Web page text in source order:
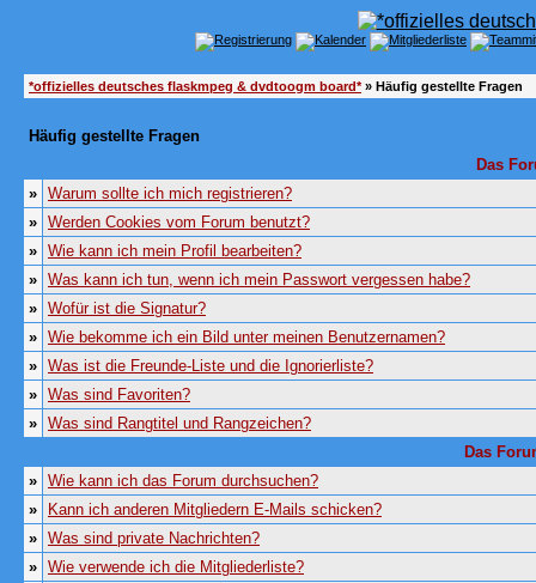
*offizielles deutsches flaskmpeg & dvdtoogm board*» Häufig gestellte Fragen
Häufig gestellte Fragen
Das
» Warum sollte ich mich registrieren?
» Werden Cookies vom Forum benutzt?
» Wie kann ich mein Profil bearbeiten?
» Was kann ich tun, wenn ich mein Passwort vergessen habe?
» Wofür ist die Signatur?
» Wie bekomme ich ein Bild unter meinen Benutzernamen?
» Was ist die Freunde-Liste und die Ignorierliste?
» Was sind Favoriten?
» Was sind Rangtitel und Rangzeichen?
Das
» Wie kann ich das Forum durchsuchen?
»
Kann ich anderen Mitgliedern E-Mails schicken?
» Was sind private Nachrichten?
» Wie verwende ich die Mitgliederliste?